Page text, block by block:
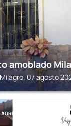
amoblado
07 agosto